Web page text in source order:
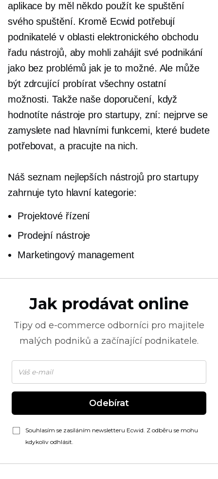
aplikace by měl někdo použít ke spuštění
svého spuštění. Kromě Ecwid potřebují
podnikatelé v oblasti elektronického obchodu
řadu nástrojů, aby mohli zahájit své podnikání
jako bez problémů jak je to možné. Ale může
být zdrcující probírat všechny ostatní
možnosti. Takže naše doporučení, když
hodnotíte nástroje pro startupy, zní: nejprve se
zamyslete nad hlavními funkcemi, které budete
potřebovat, a pracujte na nich.
Náš seznam nejlepších nástrojů pro startupy
zahrnuje tyto hlavní kategorie:
Projektové řízení
Prodejní nástroje
Marketingový management
Jak prodávat online
Tipy od e-commerce odborníci pro majitele
malých podniků a začínající podnikatele.
Odebírat
Souhlasím se zasíláním newsletteru Ecwid. Z odběru se mohu
kdykoliv odhlásit.